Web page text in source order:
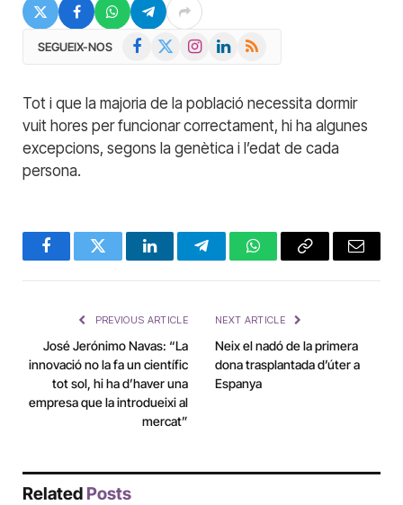
SEGUEIX-NOS Facebook InstagramLinkedIn
RSS
Tot i que la majoria de la població necessita dormir
vuit hores per funcionar correctament, hi ha algunes
excepcions, segons la genètica i l’edat de cada
persona.
FacebookTwitter LinkedInTelegramWhatsAppCopy
Email
PREVIOUS ARTICLE
José Jerónimo Navas: “La
innovació no la fa un científic
tot sol, hi ha d’haver una
empresa que la introdueixi al
mercat”
NEXT ARTICLE
Neix el nadó de la primera
dona trasplantada d’úter a
Espanya
Related Posts